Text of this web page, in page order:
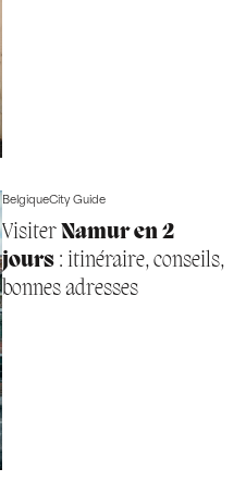
BelgiqueCity Guide
VisiterNamur en 2
jours: itinéraire, conseils,
bonnes adresses